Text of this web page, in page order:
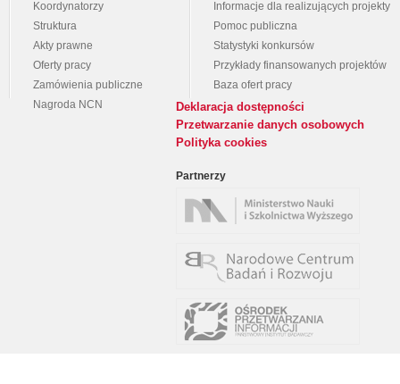
Koordynatorzy
Struktura
Akty prawne
Oferty pracy
Zamówienia publiczne
Nagroda NCN
Informacje dla realizujących projekty
Pomoc publiczna
Statystyki konkursów
Przykłady finansowanych projektów
Baza ofert pracy
Deklaracja dostępności
Przetwarzanie danych osobowych
Polityka cookies
Partnerzy